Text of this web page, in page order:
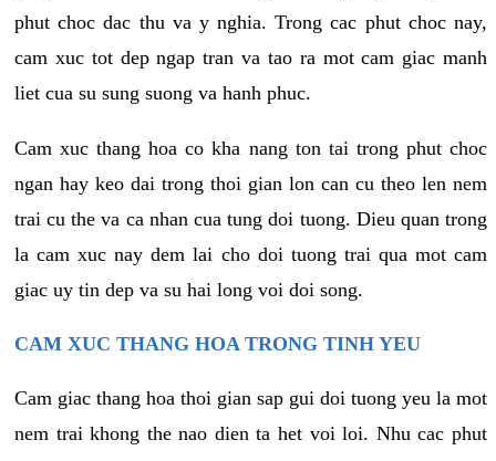
phut choc dac thu va y nghia. Trong cac phut choc nay,
cam xuc tot dep ngap tran va tao ra mot cam giac manh
liet cua su sung suong va hanh phuc.
Cam xuc thang hoa co kha nang ton tai trong phut choc
ngan hay keo dai trong thoi gian lon can cu theo len nem
trai cu the va ca nhan cua tung doi tuong. Dieu quan trong
la cam xuc nay dem lai cho doi tuong trai qua mot cam
giac uy tin dep va su hai long voi doi song.
CAM XUC THANG HOA TRONG TINH YEU
Cam giac thang hoa thoi gian sap gui doi tuong yeu la mot
nem trai khong the nao dien ta het voi loi. Nhu cac phut